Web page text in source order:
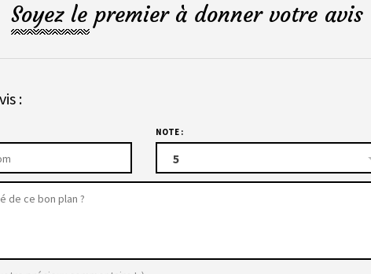
Soyez le premier à donner votre
:
NOTE :
5